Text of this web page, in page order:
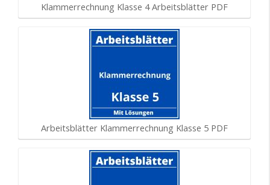
Klammerrechnung Klasse 4 Arbeitsblätter PDF
Arbeitsblätter Klammerrechnung Klasse 5 PDF